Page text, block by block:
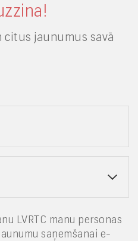
jaunumus savā
LVRTC manu personas
saņemšanai e-